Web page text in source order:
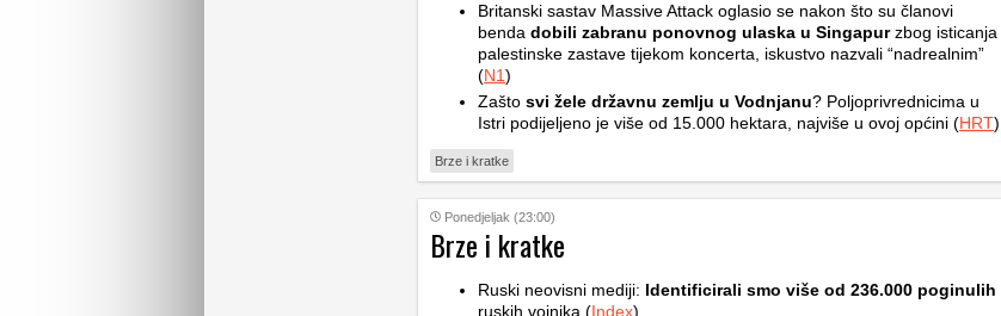
Britanski sastav Massive Attack oglasio se nakon što su članovi
benda dobili zabranu ponovnog ulaska u Singapurzbog isticanja
palestinske zastave tijekom koncerta, iskustvo nazvali “nadrealnim”
(N1)
Zašto svi žele državnu zemlju u Vodnjanu? Poljoprivrednicima u
Istri podijeljeno je više od 15.000 hektara, najviše u ovoj općini (HRT)
Brze i kratke
Ponedjeljak (23:00)
Brze i kratke
Ruski neovisni mediji: Identificirali smo više od 236.000 poginulih
ruskih vojnika (Index)